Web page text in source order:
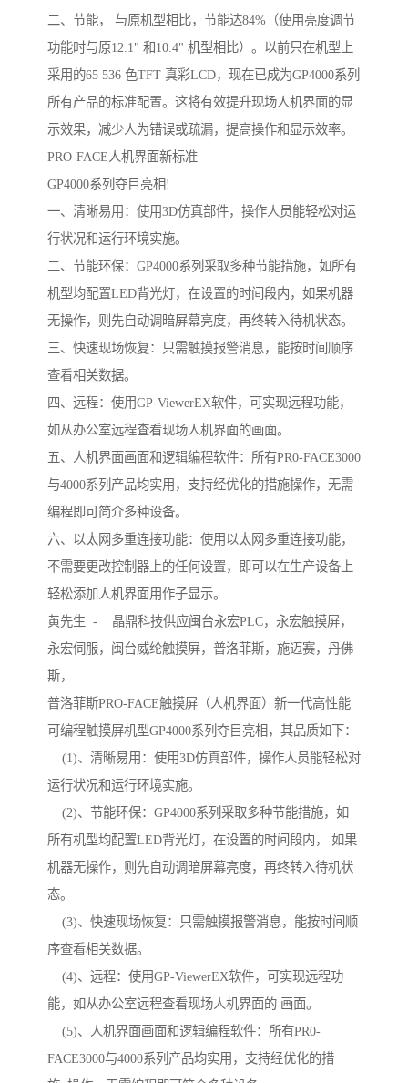
二、节能， 与原机型相比，节能达84%（使用亮度调节
功能时与原12.1" 和10.4" 机型相比）。以前只在机型上
采用的65 536 色TFT 真彩LCD，现在已成为GP4000系列
所有产品的标准配置。这将有效提升现场人机界面的显
示效果，减少人为错误或疏漏，提高操作和显示效率。
PRO-FACE人机界面新标准
GP4000系列夺目亮相!
一、清晰易用：使用3D仿真部件，操作人员能轻松对运
行状况和运行环境实施。
二、节能环保：GP4000系列采取多种节能措施，如所有
机型均配置LED背光灯，在设置的时间段内，如果机器
无操作，则先自动调暗屏幕亮度，再终转入待机状态。
三、快速现场恢复：只需触摸报警消息，能按时间顺序
查看相关数据。
四、远程：使用GP-ViewerEX软件，可实现远程功能，
如从办公室远程查看现场人机界面的画面。
五、人机界面画面和逻辑编程软件：所有PR0-FACE3000
与4000系列产品均实用，支持经优化的措施操作，无需
编程即可简介多种设备。
六、以太网多重连接功能：使用以太网多重连接功能，
不需要更改控制器上的任何设置，即可以在生产设备上
轻松添加人机界面用作子显示。
黄先生 - 晶鼎科技供应闽台永宏PLC，永宏触摸屏，
永宏伺服，闽台威纶触摸屏，普洛菲斯，施迈赛，丹佛
斯，
普洛菲斯PRO-FACE触摸屏（人机界面）新一代高性能
可编程触摸屏机型GP4000系列夺目亮相，其品质如下：
(1)、清晰易用：使用3D仿真部件，操作人员能轻松对
运行状况和运行环境实施。
(2)、节能环保：GP4000系列采取多种节能措施，如
所有机型均配置LED背光灯，在设置的时间段内， 如果
机器无操作，则先自动调暗屏幕亮度，再终转入待机状
态。
(3)、快速现场恢复：只需触摸报警消息，能按时间顺
序查看相关数据。
(4)、远程：使用GP-ViewerEX软件，可实现远程功
能，如从办公室远程查看现场人机界面的 画面。
(5)、人机界面画面和逻辑编程软件：所有PR0-
FACE3000与4000系列产品均实用，支持经优化的措